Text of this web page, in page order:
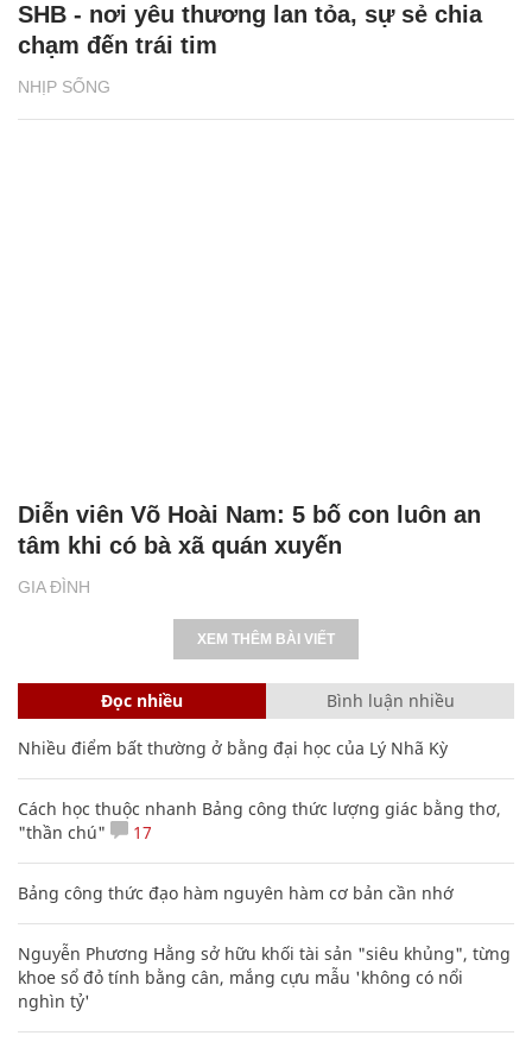
NHỊP SỐNG
SHB - nơi yêu thương lan tỏa, sự sẻ chia
chạm đến trái tim
GIA ĐÌNH
Diễn viên Võ Hoài Nam: 5 bố con luôn an
tâm khi có bà xã quán xuyến
XEM THÊM BÀI VIẾT
Đọc nhiều Bình luận nhiều
Nhiều điểm bất thường ở bằng đại học của Lý Nhã Kỳ
Cách học thuộc nhanh Bảng công thức lượng giác bằng thơ,
"thần chú"
17
Bảng công thức đạo hàm nguyên hàm cơ bản cần nhớ
Nguyễn Phương Hằng sở hữu khối tài sản "siêu khủng", từng
khoe sổ đỏ tính bằng cân, mắng cựu mẫu 'không có nổi
nghìn tỷ'